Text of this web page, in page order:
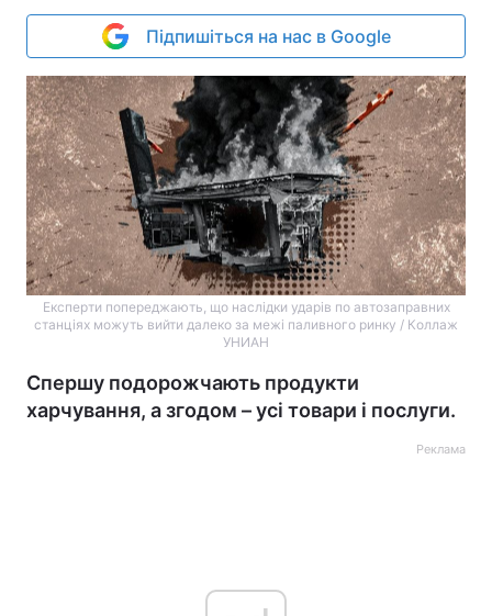
Підпишіться на нас в Google
Експерти попереджають, що наслідки ударів по автозаправних
станціях можуть вийти далеко за межі паливного ринку / Коллаж
УНИАН
Спершу подорожчають продукти
харчування, а згодом – усі товари і послуги.
Реклама